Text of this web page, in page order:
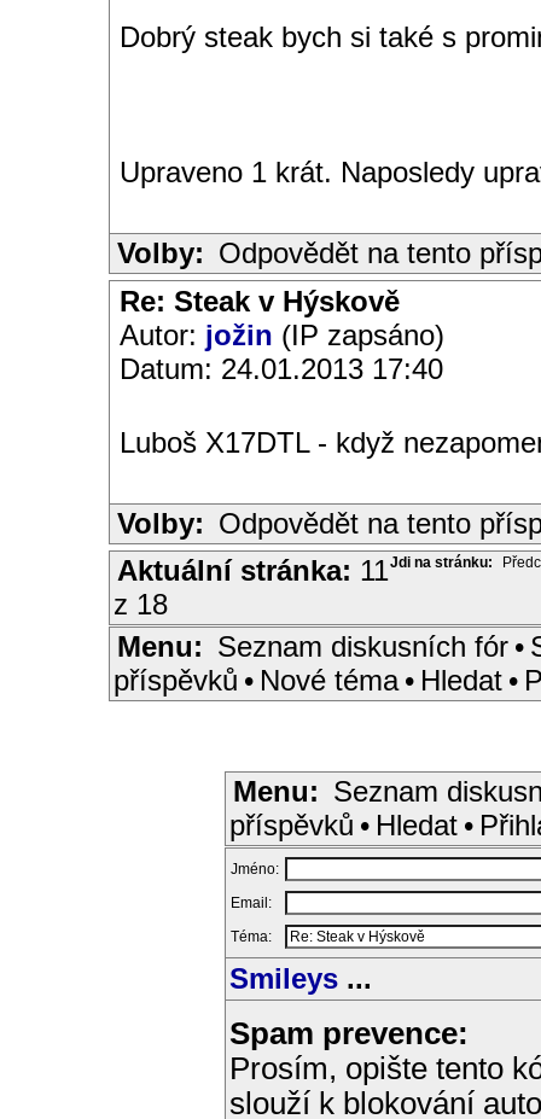
Dobrý steak bych si také s
Upraveno 1 krát. Naposledy
Volby: Odpovědět na tento
Re: Steak v Hýskově
Autor: jožin (IP zapsáno)
Datum: 24.01.2013 17:40
Luboš X17DTL - když
Volby: Odpovědět na tento
Jdi na stránku:
Aktuální stránka: 11
z 18
Menu: Seznam diskusních fór •
příspěvků • Nové téma • Hledat •
Menu: Seznam
příspěvků • Hledat •
Jméno:
Email:
Téma:
Smileys ...
Spam prevence:
Prosím, opište tento
slouží k blokování